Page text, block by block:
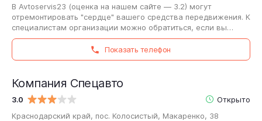
В Avtoservis23 (оценка на нашем сайте — 3.2) могут
отремонтировать "сердце" вашего средства передвижения. К
специалистам организации можно обратиться, если вы
заметили посторонние звуки во время…
Показать телефон
3.0 Открыто
Компания Спецавто
Краснодарский край, пос. Колосистый, Макаренко, 38